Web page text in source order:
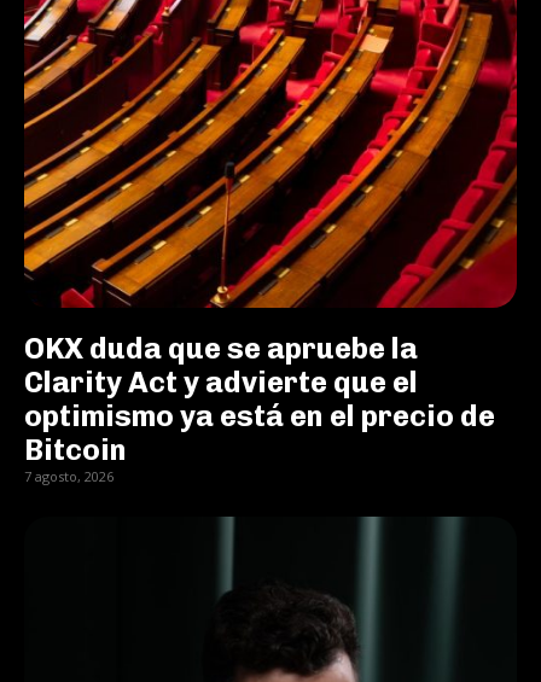
OKX duda que se apruebe la
Clarity Act y advierte que el
optimismo ya está en el precio de
Bitcoin
7 agosto, 2026